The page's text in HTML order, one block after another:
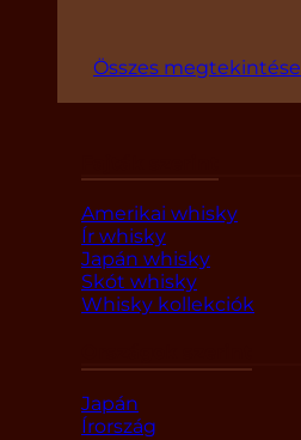
Összes megtekintése
Amerikai whisky
Ír whisky
Japán whisky
Skót whisky
Whisky kollekciók
Japán
Írország